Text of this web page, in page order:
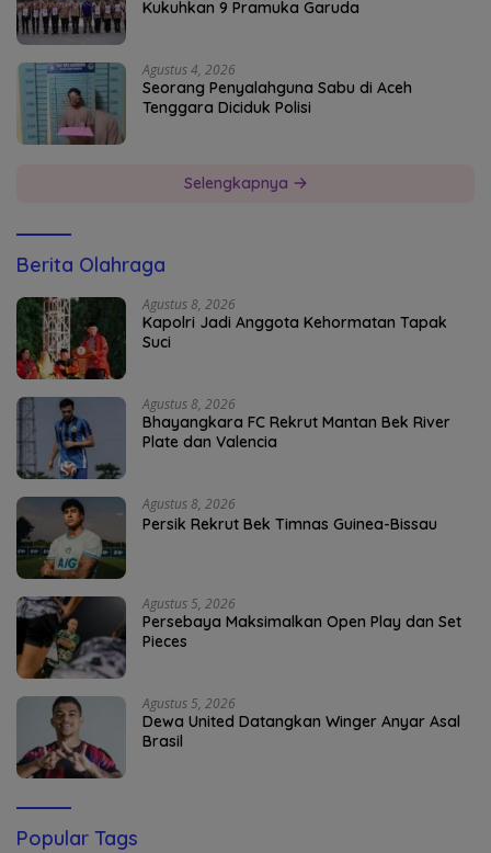
Kukuhkan 9 Pramuka Garuda
Agustus 4, 2026
Seorang Penyalahguna Sabu di Aceh
Tenggara Diciduk Polisi
Selengkapnya
Berita Olahraga
Agustus 8, 2026
Kapolri Jadi Anggota Kehormatan Tapak
Suci
Agustus 8, 2026
Bhayangkara FC Rekrut Mantan Bek River
Plate dan Valencia
Agustus 8, 2026
Persik Rekrut Bek Timnas Guinea-Bissau
Agustus 5, 2026
Persebaya Maksimalkan Open Play dan Set
Pieces
Agustus 5, 2026
Dewa United Datangkan Winger Anyar Asal
Brasil
Popular Tags